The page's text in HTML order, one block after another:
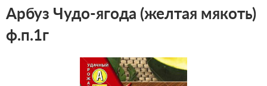
Арбуз Чудо-ягода (желтая мякоть)
ф.п.1г